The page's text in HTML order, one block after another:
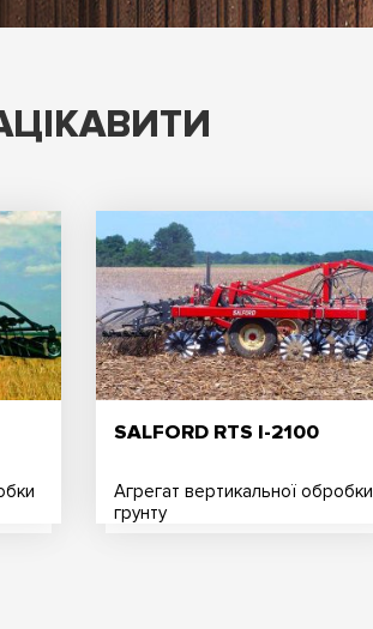
SALFORD RTS I-2100
Агрегат вертикальної обробки
грунту